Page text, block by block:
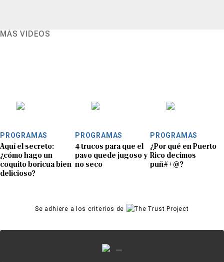
MÁS VIDEOS
PROGRAMAS
Aquí el secreto:
¿cómo hago un
coquito boricua bien
delicioso?
PROGRAMAS
4 trucos para que el
pavo quede jugoso y
no seco
PROGRAMAS
¿Por qué en Puerto
Rico decimos
puñ#+@?
Se adhiere a los criterios de
...